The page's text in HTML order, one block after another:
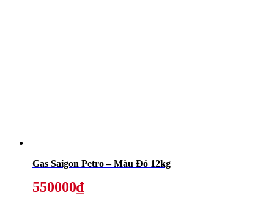
Gas Saigon Petro – Màu Đỏ 12kg
550000₫